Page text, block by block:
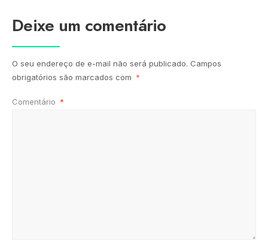
Deixe um comentário
O seu endereço de e-mail não será publicado. Campos
obrigatórios são marcados com *
Comentário *